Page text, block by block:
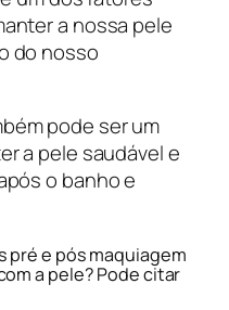
a nossa pele
do nosso
pode ser um
a pele saudável e
o banho e
pré e pós maquiagem
a pele? Pode citar